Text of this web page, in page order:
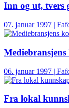
Inn og ut, tvers
07. januar 1997 |
Mediebransjens
06. januar 1997 |
Fra lokal